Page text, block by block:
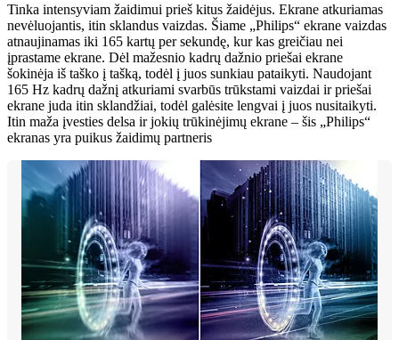
Tinka intensyviam žaidimui prieš kitus žaidėjus. Ekrane atkuriamas
nevėluojantis, itin sklandus vaizdas. Šiame „Philips“ ekrane vaizdas
atnaujinamas iki 165 kartų per sekundę, kur kas greičiau nei
įprastame ekrane. Dėl mažesnio kadrų dažnio priešai ekrane
šokinėja iš taško į tašką, todėl į juos sunkiau pataikyti. Naudojant
165 Hz kadrų dažnį atkuriami svarbūs trūkstami vaizdai ir priešai
ekrane juda itin sklandžiai, todėl galėsite lengvai į juos nusitaikyti.
Itin maža įvesties delsa ir jokių trūkinėjimų ekrane – šis „Philips“
ekranas yra puikus žaidimų partneris